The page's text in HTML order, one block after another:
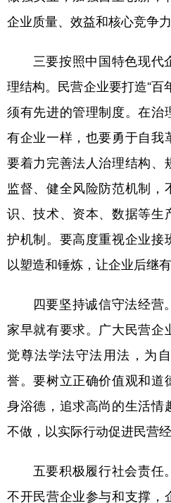
企业质量、效益和核心竞争力
三要按照中国特色现代
理结构。 民营企业要打造“百
须有先进的管理制度。在治
有企业一样，也要勇于自我
要着力完善法人治理结构、
监督、健全风险防范机制，
识、技术、资本、数据等生
护机制。要高度重视企业接
以塑造和锤炼，让企业后继
四要坚持诚信守法经营。
家早就有要求。广大民营企
觉尊法学法守法用法，为
誉。要树立正确价值观和道
身浴德，追求高尚的生活情
不做，以实际行动促进民营
五要积极履行社会责任。
不开民营企业参与和支撑，